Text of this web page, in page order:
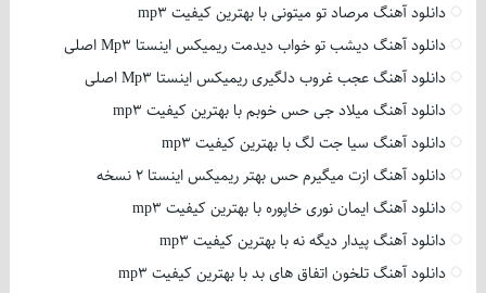
دانلود آهنگ مرصاد تو میتونی با بهترین کیفیت mp3
دانلود آهنگ دیشب تو خواب دیدمت ریمیکس اینستا Mp3 اصلی
دانلود آهنگ عجب غروب دلگیری ریمیکس اینستا Mp3 اصلی
دانلود آهنگ میلاد جی حس خوبم با بهترین کیفیت mp3
دانلود آهنگ سیا جت لگ با بهترین کیفیت mp3
دانلود آهنگ ازت میگیرم حس بهتر ریمیکس اینستا 2 نسخه
دانلود آهنگ ایمان نوری خاپوره با بهترین کیفیت mp3
دانلود آهنگ پیدار دیگه نه با بهترین کیفیت mp3
دانلود آهنگ تلخون اتفاق های بد با بهترین کیفیت mp3